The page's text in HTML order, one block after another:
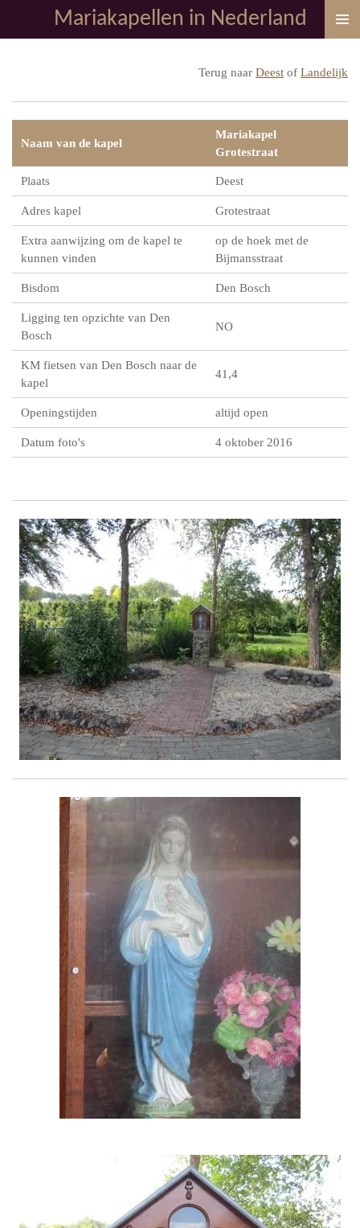
direct
Mariakapellen in Nederland
Terug naar Deest of Landelijk
Naam van de kapel
Mariakapel
Grotestraat
Plaats Deest
Adres kapel Grotestraat
Extra aanwijzing om de kapel te
kunnen vinden
op de hoek met de
Bijmansstraat
Bisdom Den Bosch
Ligging ten opzichte van Den
Bosch
NO
KM fietsen van Den Bosch naar de
kapel
41,4
Openingstijden altijd open
Datum foto's 4 oktober 2016